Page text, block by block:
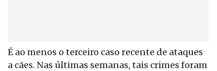
É ao menos o terceiro caso recente de ataques
a cães. Nas últimas semanas, tais crimes foram